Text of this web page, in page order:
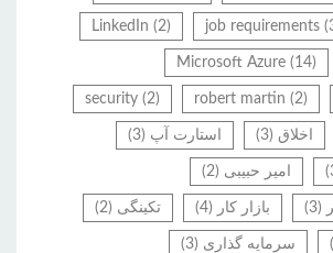
job requirements
LinkedIn(2)
Microsoft Azure(14)
robert martin(2)
security(2)
اخلاق(3) استارت آپ(3)
امیر حبیبی(2)
بازار کار(4) تکینگی(2)
سرمایه گذاری (3)